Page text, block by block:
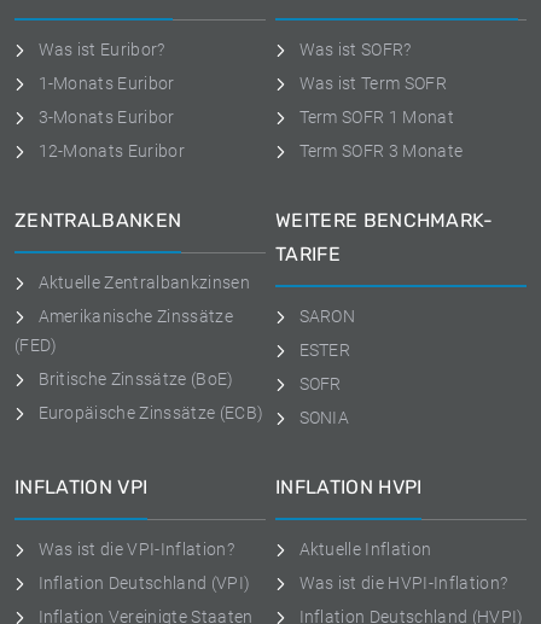
Was ist Euribor?
1-Monats Euribor
3-Monats Euribor
12-Monats Euribor
Was ist SOFR?
Was ist Term SOFR
Term SOFR 1 Monat
Term SOFR 3 Monate
ZENTRALBANKEN
Aktuelle Zentralbankzinsen
Amerikanische Zinssätze
(FED)
Britische Zinssätze (BoE)
Europäische Zinssätze (ECB)
WEITERE BENCHMARK-
TARIFE
SARON
ESTER
SOFR
SONIA
INFLATION VPI
Was ist die VPI-Inflation?
Inflation Deutschland (VPI)
Inflation Vereinigte Staaten
INFLATION HVPI
Aktuelle Inflation
Was ist die HVPI-Inflation?
Inflation Deutschland (HVPI)